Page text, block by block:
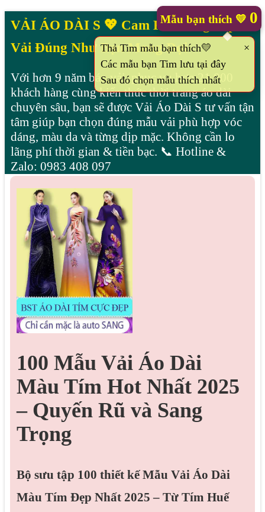
VẢI ÁO DÀI S 💖 Cam Kết Từng Sấp
Vải Đúng Như Bạn Mong Đợi
Với hơn 9 năm bán vải, phục vụ hơn 21.000
khách hàng cùng kiến thức thời trang áo dài
chuyên sâu, bạn sẽ được Vải Áo Dài S tư vấn tận
tâm giúp bạn chọn đúng mẫu vải phù hợp vóc
dáng, màu da và từng dịp mặc. Không cần lo
lãng phí thời gian & tiền bạc. 📞 Hotline &
Zalo: 0983 408 097
100 Mẫu Vải Áo Dài
Màu Tím Hot Nhất 2025
– Quyến Rũ và Sang
Trọng
Bộ sưu tập 100 thiết kế Mẫu Vải Áo Dài
Màu Tím Đẹp Nhất 2025 – Từ Tím Huế
×
Thả Tim mẫu bạn thích💛
Các mẫu bạn Tim lưu tại đây
Sau đó chọn mẫu thích nhất
Mẫu bạn thích 💛 0